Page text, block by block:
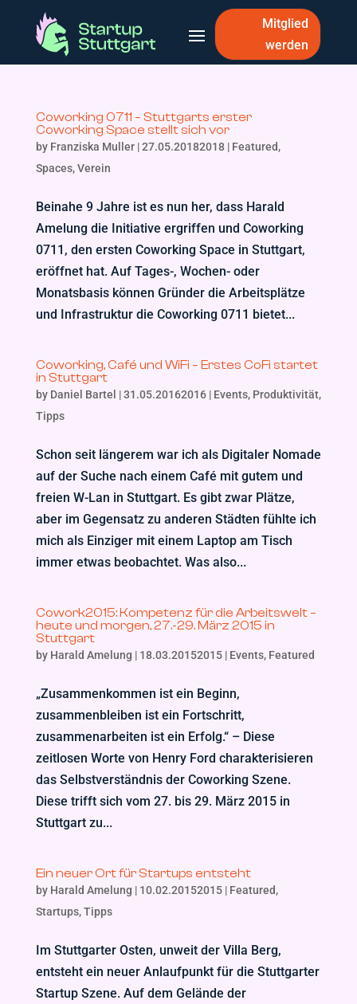
Mitglied
werden
Coworking 0711 – Stuttgarts erster
Coworking Space stellt sich vor
by Franziska Muller|27.05.20182018| Featured,
Spaces,Verein
Beinahe 9 Jahre ist es nun her, dass Harald
Amelung die Initiative ergriffen und Coworking
0711, den ersten Coworking Space in Stuttgart,
eröffnet hat. Auf Tages-, Wochen- oder
Monatsbasis können Gründer die Arbeitsplätze
und Infrastruktur die Coworking 0711 bietet...
Coworking, Café und WiFi – Erstes CoFi startet
in Stuttgart
by Daniel Bartel |31.05.20162016| Events, Produktivität,
Tipps
Schon seit längerem war ich als Digitaler Nomade
auf der Suche nach einem Café mit gutem und
freien W-Lan in Stuttgart. Es gibt zwar Plätze,
aber im Gegensatz zu anderen Städten fühlte ich
mich als Einziger mit einem Laptop am Tisch
immer etwas beobachtet. Was also...
Cowork2015: Kompetenz für die Arbeitswelt –
heute und morgen, 27.-29. März 2015 in
Stuttgart
by Harald Amelung | 18.03.20152015| Events, Featured
„Zusammenkommen ist ein Beginn,
zusammenbleiben ist ein Fortschritt,
zusammenarbeiten ist ein Erfolg.“ – Diese
zeitlosen Worte von Henry Ford charakterisieren
das Selbstverständnis der Coworking Szene.
Diese trifft sich vom 27. bis 29. März 2015 in
Stuttgart zu...
Ein neuer Ort für Startups entsteht
by Harald Amelung | 10.02.20152015| Featured,
Startups,Tipps
Im Stuttgarter Osten, unweit der Villa Berg,
entsteht ein neuer Anlaufpunkt für die Stuttgarter
Startup Szene. Auf dem Gelände der